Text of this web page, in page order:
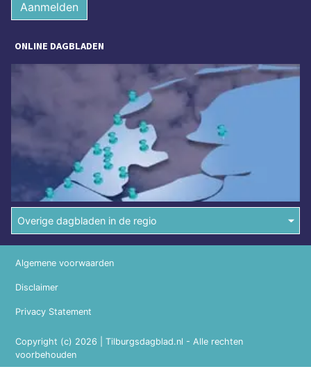
Aanmelden
ONLINE DAGBLADEN
Overige dagbladen in de regio
Copyright (c) 2026 | Tilburgsdagblad.nl - Alle rechten
voorbehouden
Algemene voorwaarden
Disclaimer
Privacy Statement